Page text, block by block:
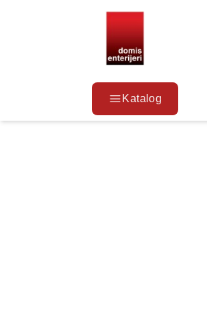
Katalog